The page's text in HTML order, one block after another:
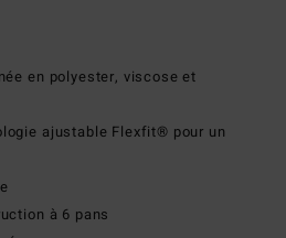
en polyester, viscose et
ajustable Flexfit® pour un
à 6 pans